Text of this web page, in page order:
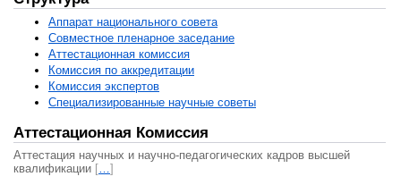
Аппарат национального совета
Совместное пленарное заседание
Аттестационная комисcия
Комиссия по аккредитации
Комиссия экспертов
Специализированные научные советы
Аттестационная Комиссия
Аттестация научных и научно-педагогических кадров высшей
квалификации […]